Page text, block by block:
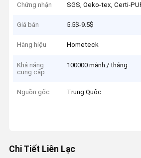
Chứng nhận SGS, Oeko-tex, Certi-
Giá bán 5.5$-9.5$
Hàng hiệu Hometeck
Khả năng
cung cấp
100000 mảnh / tháng
Nguồn gốc Trung Quốc
Chi Tiết Liên Lạc